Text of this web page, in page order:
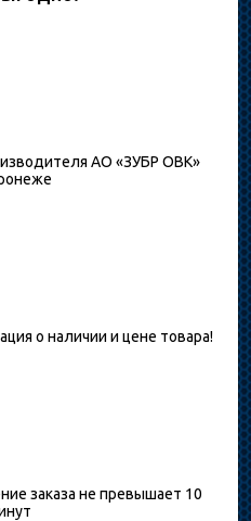
АО «ЗУБР ОВК»
о наличии и цене товара!
заказа не превышает 10